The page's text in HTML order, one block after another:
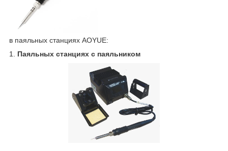
в паяльных станциях AOYUE:
1. Паяльных станциях с паяльником